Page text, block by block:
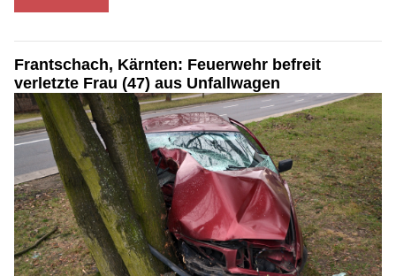
Frantschach, Kärnten: Feuerwehr befreit
verletzte Frau (47) aus Unfallwagen